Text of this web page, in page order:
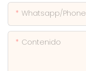
Whatsapp/phone
Contenido